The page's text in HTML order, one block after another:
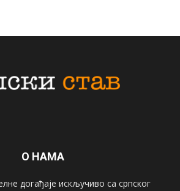
О НАМА
догађаје искључиво са српског